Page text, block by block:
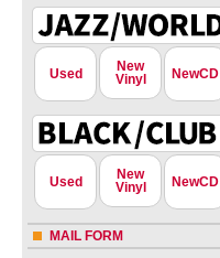
Used
New
Vinyl
NewCD
Used
New
Vinyl
NewCD
MAIL FORM